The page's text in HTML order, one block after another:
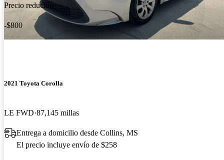
Precio reducido
-$800
2021 Toyota Corolla
LE FWD 87,145 millas
Entrega a domicilio desde Collins, MS
El precio incluye envío de $258